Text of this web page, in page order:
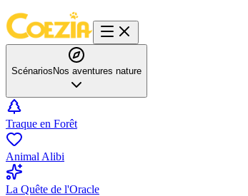
Scénarios Nos aventures nature
Traque en Forêt
Animal Alibi
La Quête de l'Oracle